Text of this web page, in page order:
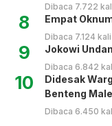
Dibaca 7.722
8 Empat
Dibaca 7.124 kali
9 Jokowi
Dibaca 6.842
10
Didesak
Benteng
Dibaca 6.450